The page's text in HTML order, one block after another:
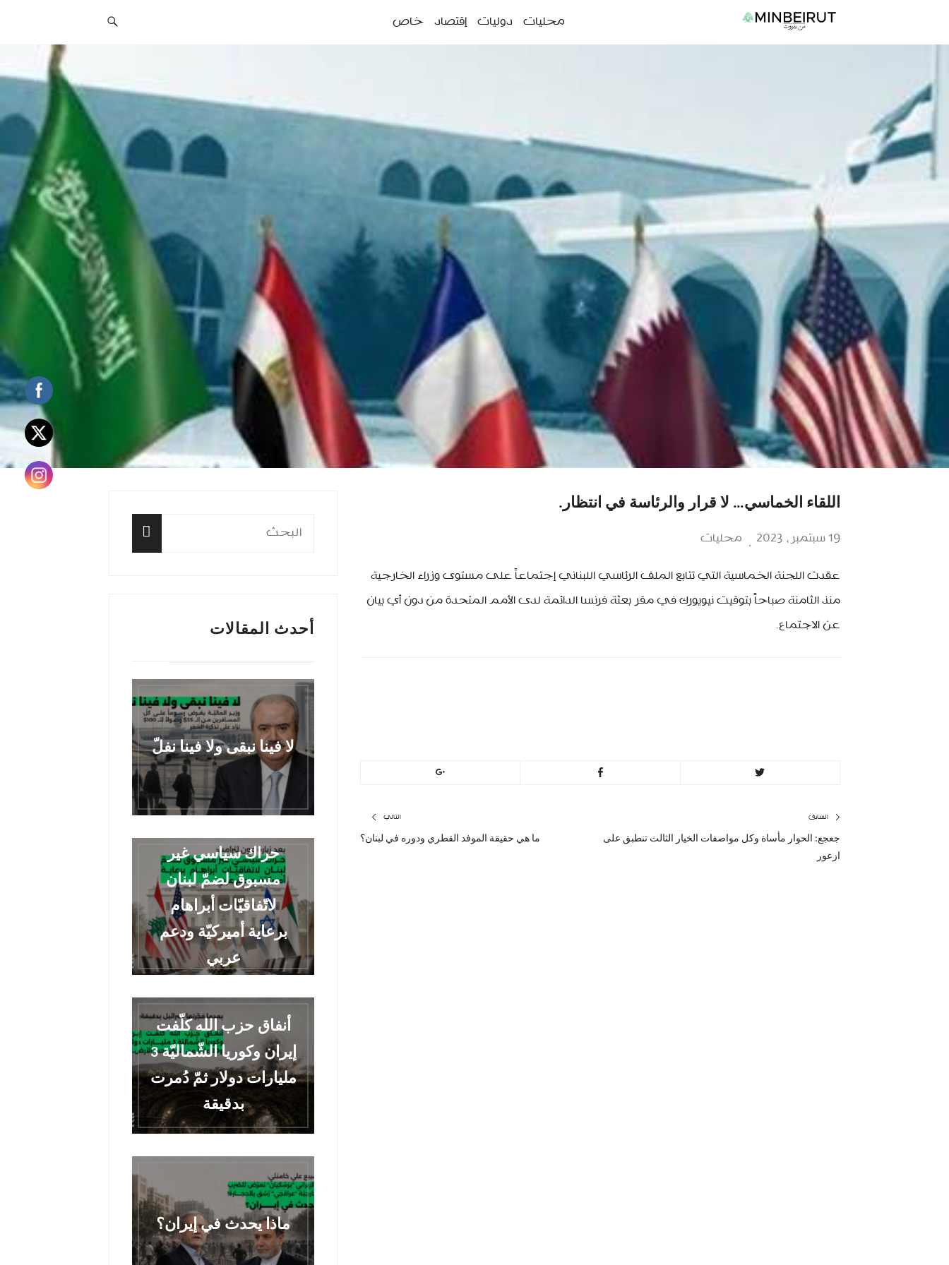
الرئيسية
محليات دوليات إقتصاد خاص
اللقاء الخماسي… لا قرار والرئاسة في انتظار.
19 سبتمبر، 2023 محليات
عقدت اللجنة الخماسية التي تتابع الملف الرئاسي اللبناني إجتماعاً على مستوى وزراء الخارجية
منذ الثامنة صباحاً بتوقيت نيويورك في مقر بعثة فرنسا الدائمة لدى الأمم المتحدة من دون أي بيان
عن الاجتماع.
تصفّح
المقالات
السابق
المقال
جعجع: الحوار مأساة وكل مواصفات الخيار الثالث تنطبق على
ازعور
التالي
ما هي حقيقة الموفد القطري ودوره في لبنان؟
البحث
أحدث المقالات
لا فينا نبقى ولا فينا نفلّ
حراك سياسي غير
مسبوق لضمّ لبنان
لاتّفاقيّات أبراهام
برعاية أميركيّة ودعم
عربي
أنفاق حزب الله كلّفت
إيران وكوريا الشّماليّة 3
مليارات دولار ثمّ دُمرت
بدقيقة
ماذا يحدث في إيران؟